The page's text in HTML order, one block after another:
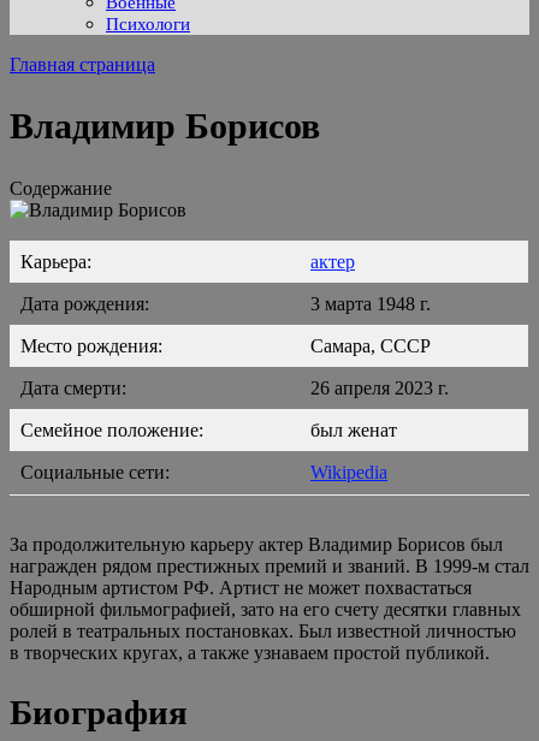
Психологи
Главная страница
Владимир Борисов
Содержание
Карьера: актер
Дата рождения: 3 марта 1948 г.
Место рождения: Самара, СССР
Дата смерти: 26 апреля 2023 г.
Семейное положение: был женат
Социальные сети: Wikipedia
За продолжительную карьеру актер Владимир Борисов был
награжден рядом престижных премий и званий. В 1999-м стал
Народным артистом РФ. Артист не может похвастаться
обширной фильмографией, зато на его счету десятки главных
ролей в театральных постановках. Был известной личностью
в творческих кругах, а также узнаваем простой публикой.
Биография